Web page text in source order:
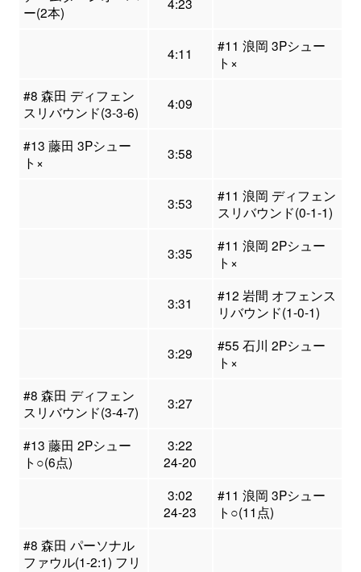
ー(2本)
4:11
#11 浪岡 3Pシュー
ト×
#8 森田 ディフェン
スリバウンド(3-3-6)
4:09
#13 藤田 3Pシュー
ト×
3:58
3:53
#11 浪岡 ディフェン
スリバウンド(0-1-1)
3:35
#11 浪岡 2Pシュー
ト×
3:31
#12 岩間 オフェンス
リバウンド(1-0-1)
3:29
#55 石川 2Pシュー
ト×
#8 森田 ディフェン
スリバウンド(3-4-7)
3:27
#13 藤田 2Pシュー
ト○(6点)
3:22
24-20
3:02
24-23
#11 浪岡 3Pシュー
ト○(11点)
#8 森田 パーソナル
ファウル(1-2:1) フリ